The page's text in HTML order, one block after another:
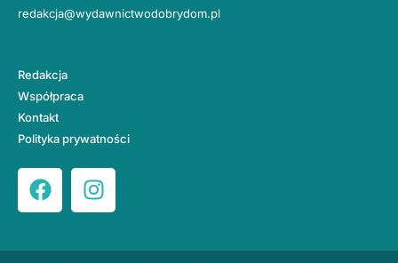
redakcja@wydawnictwodobrydom.pl
Redakcja
Współpraca
Kontakt
Polityka prywatności